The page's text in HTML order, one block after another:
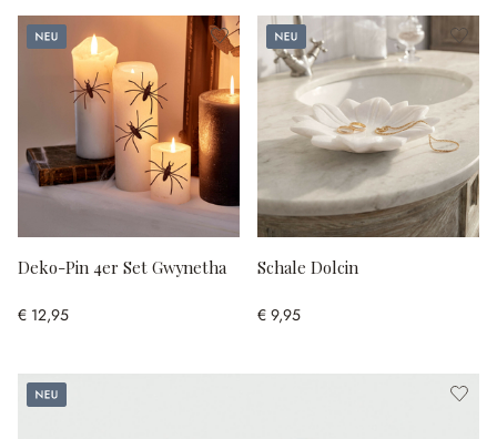
Neu
Deko-Pin 4er Set Gwynetha
€ 12,95
Neu
Neu
Schale Dolcin
€ 9,95